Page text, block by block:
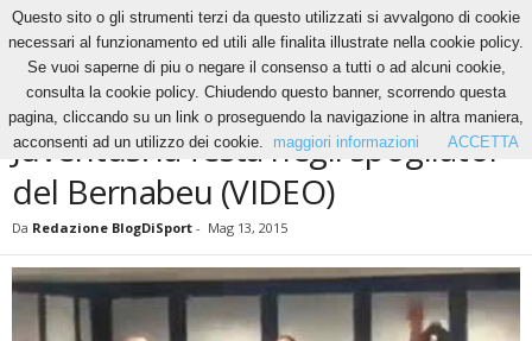
News Juventus: la festa negli spogliatoi del Bernabeu (VIDEO)
NEWS
Juventus: la festa negli spogliatoi
del Bernabeu (VIDEO)
Da Redazione BlogDiSport - Mag 13, 2015
Questo sito o gli strumenti terzi da questo utilizzati si avvalgono di cookie
necessari al funzionamento ed utili alle finalita illustrate nella cookie policy.
Se vuoi saperne di piu o negare il consenso a tutti o ad alcuni cookie,
consulta la cookie policy. Chiudendo questo banner, scorrendo questa
pagina, cliccando su un link o proseguendo la navigazione in altra maniera,
acconsenti ad un utilizzo dei cookie.
maggiori informazioni ACCETTA